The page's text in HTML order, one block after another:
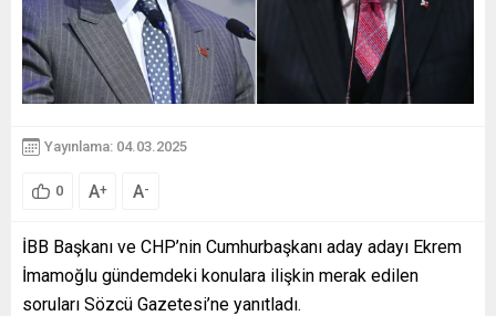
Yayınlama: 04.03.2025
0 A+ A-
İBB Başkanı ve CHP’nin Cumhurbaşkanı aday adayı Ekrem
İmamoğlu gündemdeki konulara ilişkin merak edilen
soruları Sözcü Gazetesi’ne yanıtladı.